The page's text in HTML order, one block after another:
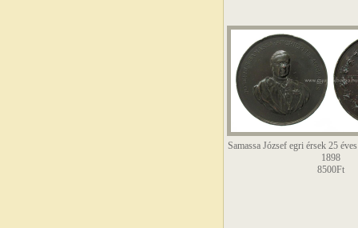
Samassa József egri érsek 25
1898
8500Ft